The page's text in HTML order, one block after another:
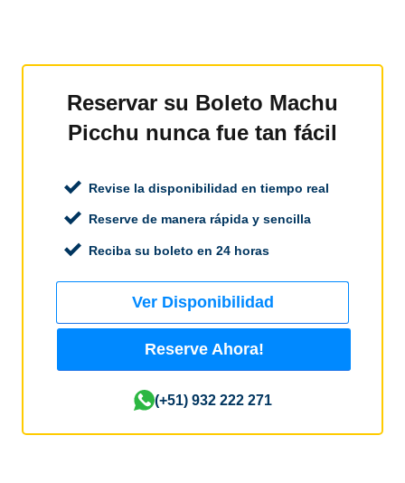
Reservar su Boleto Machu
Picchu nunca fue tan fácil
Revise la disponibilidad en tiempo real
Reserve de manera rápida y sencilla
Reciba su boleto en 24 horas
Ver Disponibilidad
Reserve Ahora!
(+51) 932 222 271